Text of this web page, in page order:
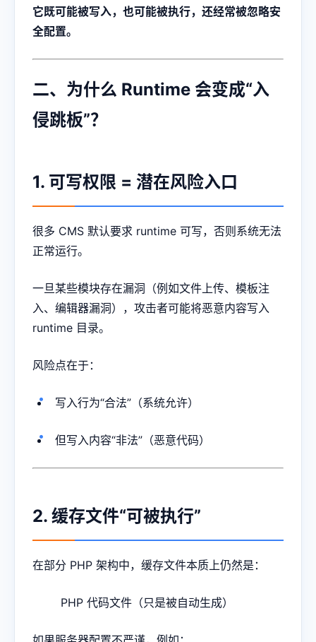
它既可能被写入，也可能被执行，还经常被忽略安
全配置。
二、为什么 Runtime 会变成“入
侵跳板”？
1. 可写权限 = 潜在风险入口
很多 CMS 默认要求 runtime 可写，否则系统无法
正常运行。
一旦某些模块存在漏洞（例如文件上传、模板注
入、编辑器漏洞），攻击者可能将恶意内容写入
runtime 目录。
风险点在于：
写入行为“合法”（系统允许）
但写入内容“非法”（恶意代码）
2. 缓存文件“可被执行”
在部分 PHP 架构中，缓存文件本质上仍然是：
PHP 代码文件（只是被自动生成）